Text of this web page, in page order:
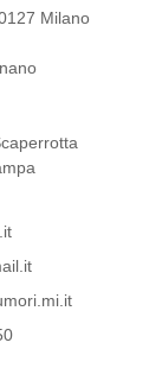
Milano